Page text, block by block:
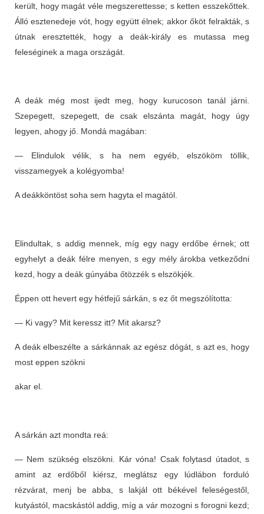
került, hogy magát véle megszerettesse; s ketten esszekőttek.
Álló esztenedeje vót, hogy együtt élnek; akkor őköt felrakták, s
útnak eresztették, hogy a deák-király es mutassa meg
feleséginek a maga országát.
A deák még most ijedt meg, hogy kurucoson tanál járni.
Szepegett, szepegett, de csak elszánta magát, hogy úgy
legyen, ahogy jő. Mondá magában:
— Elindulok vélik, s ha nem egyéb, elszököm töllik,
visszamegyek a kolégyomba!
A deákköntöst soha sem hagyta el magától.
Elindultak, s addig mennek, míg egy nagy erdőbe érnek; ott
egyhelyt a deák félre menyen, s egy mély árokba vetkeződni
kezd, hogy a deák gúnyába őtözzék s elszökjék.
Éppen ott hevert egy hétfejű sárkán, s ez őt megszólította:
— Ki vagy? Mit keressz itt? Mit akarsz?
A deák elbeszélte a sárkánnak az egész dógát, s azt es, hogy
most eppen szökni
akar el.
A sárkán azt mondta reá:
— Nem szükség elszökni. Kár vóna! Csak folytasd útadot, s
amint az erdőből kiérsz, meglátsz egy lúdlábon forduló
rézvárat, menj be abba, s lakjál ott békével feleségestől,
kutyástól, macskástól addig, míg a vár mozogni s forogni kezd;